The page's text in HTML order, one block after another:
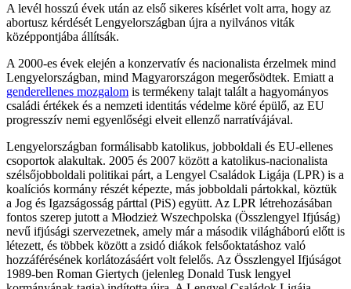
A levél hosszú évek után az első sikeres kísérlet volt arra, hogy az
abortusz kérdését Lengyelországban újra a nyilvános viták
középpontjába állítsák.
A 2000-es évek elején a konzervatív és nacionalista érzelmek mind
Lengyelországban, mind Magyarországon megerősödtek. Emiatt a
genderellenes mozgalom is termékeny talajt talált a hagyományos
családi értékek és a nemzeti identitás védelme köré épülő, az EU
progresszív nemi egyenlőségi elveit ellenző narratívájával.
Lengyelországban formálisabb katolikus, jobboldali és EU-ellenes
csoportok alakultak. 2005 és 2007 között a katolikus-nacionalista
szélsőjobboldali politikai párt, a Lengyel Családok Ligája (LPR) is a
koalíciós kormány részét képezte, más jobboldali pártokkal, köztük
a Jog és Igazságosság párttal (PiS) együtt. Az LPR létrehozásában
fontos szerep jutott a Młodzież Wszechpolska (Összlengyel Ifjúság)
nevű ifjúsági szervezetnek, amely már a második világháború előtt is
létezett, és többek között a zsidó diákok felsőoktatáshoz való
hozzáférésének korlátozásáért volt felelős. Az Összlengyel Ifjúságot
1989-ben Roman Giertych (jelenleg Donald Tusk lengyel